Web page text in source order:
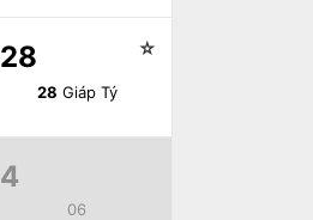
28 ☆
28 Giáp Tý
4
06